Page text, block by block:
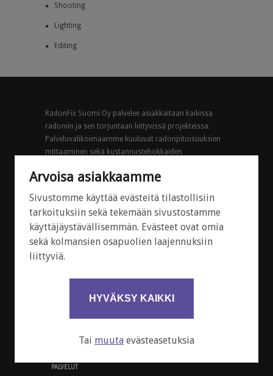
Shooting
Lighting
Editing
RadonFix Suomi Oy palvelee asiakkaitaan kaikissa
radoniin ja sen torjuntaan liittyvissä projekteissa.
Palveluvalikoimaamme kuuluvat radonpitoisuuksien
mittaaminen sekä kustannustehokkaiden
koko Suomen alueella.
© 2025 RadonFix Suomi Oy
PIKAVALIKKO
RADONMITTAUKSEN TILAUS
RADONMITTAUKSEN REKISTERÖINTI
RADONKORJAUSPYYNTÖ
PALVELUT
Arvoisa asiakkaamme
Sivustomme käyttää evästeitä tilastollisiin
tarkoituksiin sekä tekemään sivustostamme
käyttäjäystävällisemmän. Evästeet ovat omia
sekä kolmansien osapuolien laajennuksiin
liittyviä.
HYVÄKSY KAIKKI
Tai muuta evästeasetuksia